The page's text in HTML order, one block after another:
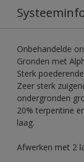
Onbehandelde
Gronden met
Sterk
Zeer sterk
ondergronden
20% terpentine
laag.
Afwerken met 2